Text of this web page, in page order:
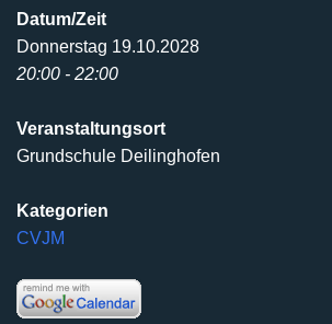
Datum/Zeit
Donnerstag 19.10.2028
20:00 - 22:00
Veranstaltungsort
Grundschule Deilinghofen
Kategorien
CVJM